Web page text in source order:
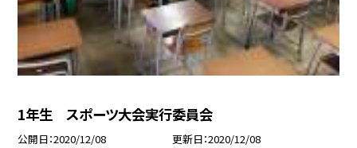
1年生 スポーツ大会実行委員会
公開日 2020/12/08 更新日 2020/12/08